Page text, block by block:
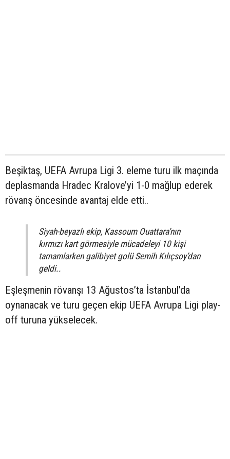
Beşiktaş, UEFA Avrupa Ligi 3. eleme turu ilk maçında
deplasmanda Hradec Kralove’yi 1-0 mağlup ederek
rövanş öncesinde avantaj elde etti..
Siyah-beyazlı ekip, Kassoum Ouattara’nın
kırmızı kart görmesiyle mücadeleyi 10 kişi
tamamlarken galibiyet golü Semih Kılıçsoy’dan
geldi..
Eşleşmenin rövanşı 13 Ağustos’ta İstanbul’da
oynanacak ve turu geçen ekip UEFA Avrupa Ligi play-
off turuna yükselecek.